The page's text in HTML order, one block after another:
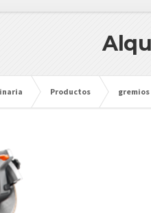
Productos gremios